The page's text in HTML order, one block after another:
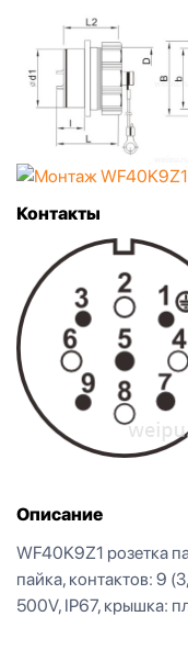
Контакты
Описание
WF40K9Z1 розетка
пайка, контактов: 9
500V, IP67, крышка: